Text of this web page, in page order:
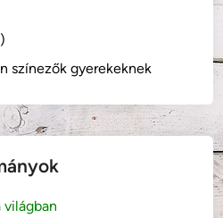
színezők gyerekeknek
világban